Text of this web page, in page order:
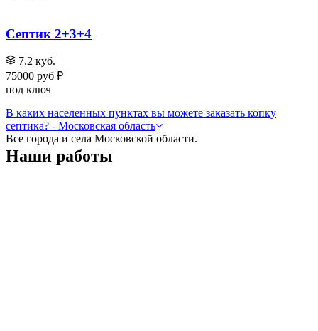
Септик 2+3+4
7.2 куб.
75000 руб ₽
под ключ
В каких населенных пунктах вы можете заказать копку
септика? - Московская область
Все города и села Московской области.
Наши работы